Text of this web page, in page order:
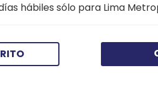
hábiles sólo para Lima